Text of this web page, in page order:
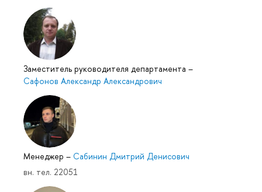
Заместитель руководителя департамента –
Сафонов Александр Александрович
Менеджер – Сабинин Дмитрий Денисович
вн. тел. 22051